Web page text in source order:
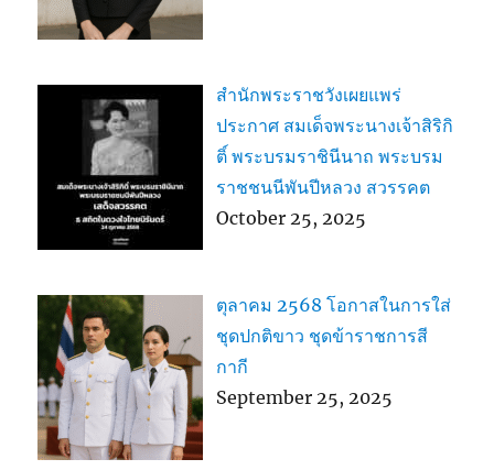
สำนักพระราชวังเผยแพร่
ประกาศ สมเด็จพระนางเจ้าสิริกิ
ติ์ พระบรมราชินีนาถ พระบรม
ราชชนนีพันปีหลวง สวรรคต
October 25, 2025
ตุลาคม 2568 โอกาสในการใส่
ชุดปกติขาว ชุดข้าราชการสี
กากี
September 25, 2025